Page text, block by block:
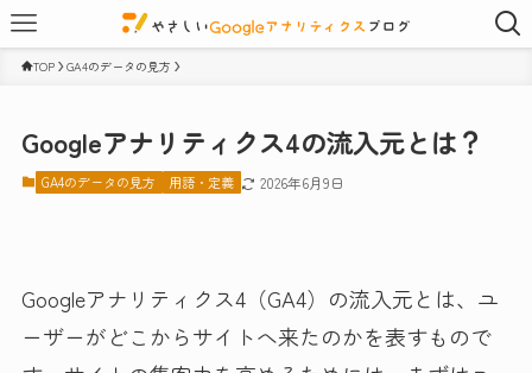
TOP GA4のデータの見方
Googleアナリティクス4の流入元とは？
GA4のデータの見方 用語・定義 2026年6月9日
Googleアナリティクス4（GA4）の流入元とは、ユ
ーザーがどこからサイトへ来たのかを表すもので